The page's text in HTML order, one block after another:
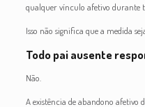
qualquer vínculo afetivo durante
Isso não significa que a medida
Todo pai ausente
Não.
A existência de abandono afetivo